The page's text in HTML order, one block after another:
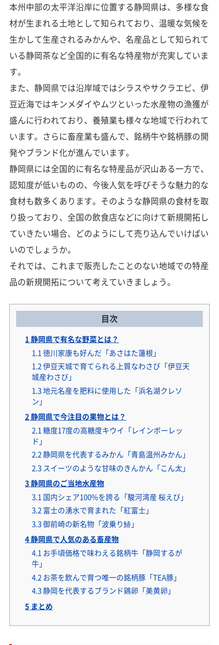
本州中部の太平洋沿岸に位置する静岡県は、多様な食
材が生まれる土地として知られており、温暖な気候を
生かして生産されるみかんや、名産品として知られて
いる静岡茶など全国的に有名な特産物が充実していま
す。
また、静岡県では沿岸域ではシラスやサクラエビ、伊
豆近海ではキンメダイやムツといった水産物の漁獲が
盛んに行われており、養殖業も様々な地域で行われて
います。さらに畜産業も盛んで、銘柄牛や銘柄豚の開
発やブランド化が進んでいます。
静岡県には全国的に有名な特産品が沢山ある一方で、
認知度が低いものの、今後人気を呼びそうな魅力的な
食材も数多くあります。そのような静岡県の食材を取
り扱っており、全国の飲食店などに向けて新規開拓し
ていきたい場合、どのようにして売り込んでいけばい
いのでしょうか。
それでは、これまで販売したことのない地域での特産
品の新規開拓について考えていきましょう。
目次
1静岡県で有名な野菜とは？
1.1 徳川家康も好んだ「あさはた蓮根」
1.2伊豆天城で育てられる上質なわさび「伊豆天
城産わさび」
1.3地元名産を肥料に使用した「浜名湖クレソ
ン」
2静岡県で今注目の果物とは？
2.1 糖度17度の高糖度キウイ「レインボーレッ
ド」
2.2静岡県を代表するみかん「青島温州みかん」
2.3 スイーツのような甘味のきんかん「こん太」
3静岡県のご当地水産物
3.1 国内シェア100%を誇る「駿河湾産 桜えび」
3.2富士の湧水で育まれた「紅富士」
3.3御前崎の新名物「波乗り鰆」
4静岡県で人気のある畜産物
4.1 お手頃価格で味わえる銘柄牛「静岡するが
牛」
4.2 お茶を飲んで育つ唯一の銘柄豚「TEA豚」
4.3静岡を代表するブランド鶏卵「美黄卵」
5 まとめ